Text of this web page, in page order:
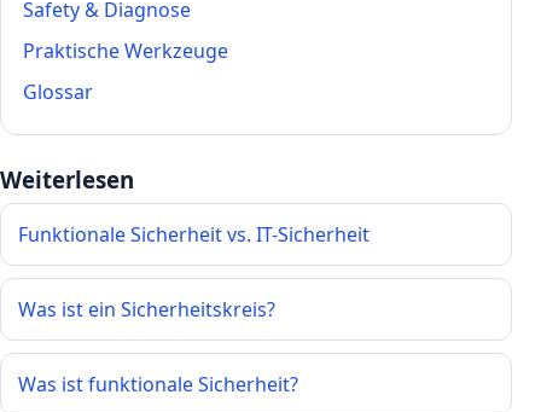
Safety & Diagnose
Praktische Werkzeuge
Glossar
Weiterlesen
Funktionale Sicherheit vs. IT-Sicherheit
Was ist ein Sicherheitskreis?
Was ist funktionale Sicherheit?